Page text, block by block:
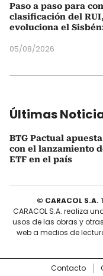
Paso a paso para
clasificación del
evoluciona el
05/08/2026
Últimas
BTG Pactual
con el lanzamiento
ETF en el país
© CARACOL
CARACOL S.A. realiza
usos de las obras y
web a medios de
Contacto